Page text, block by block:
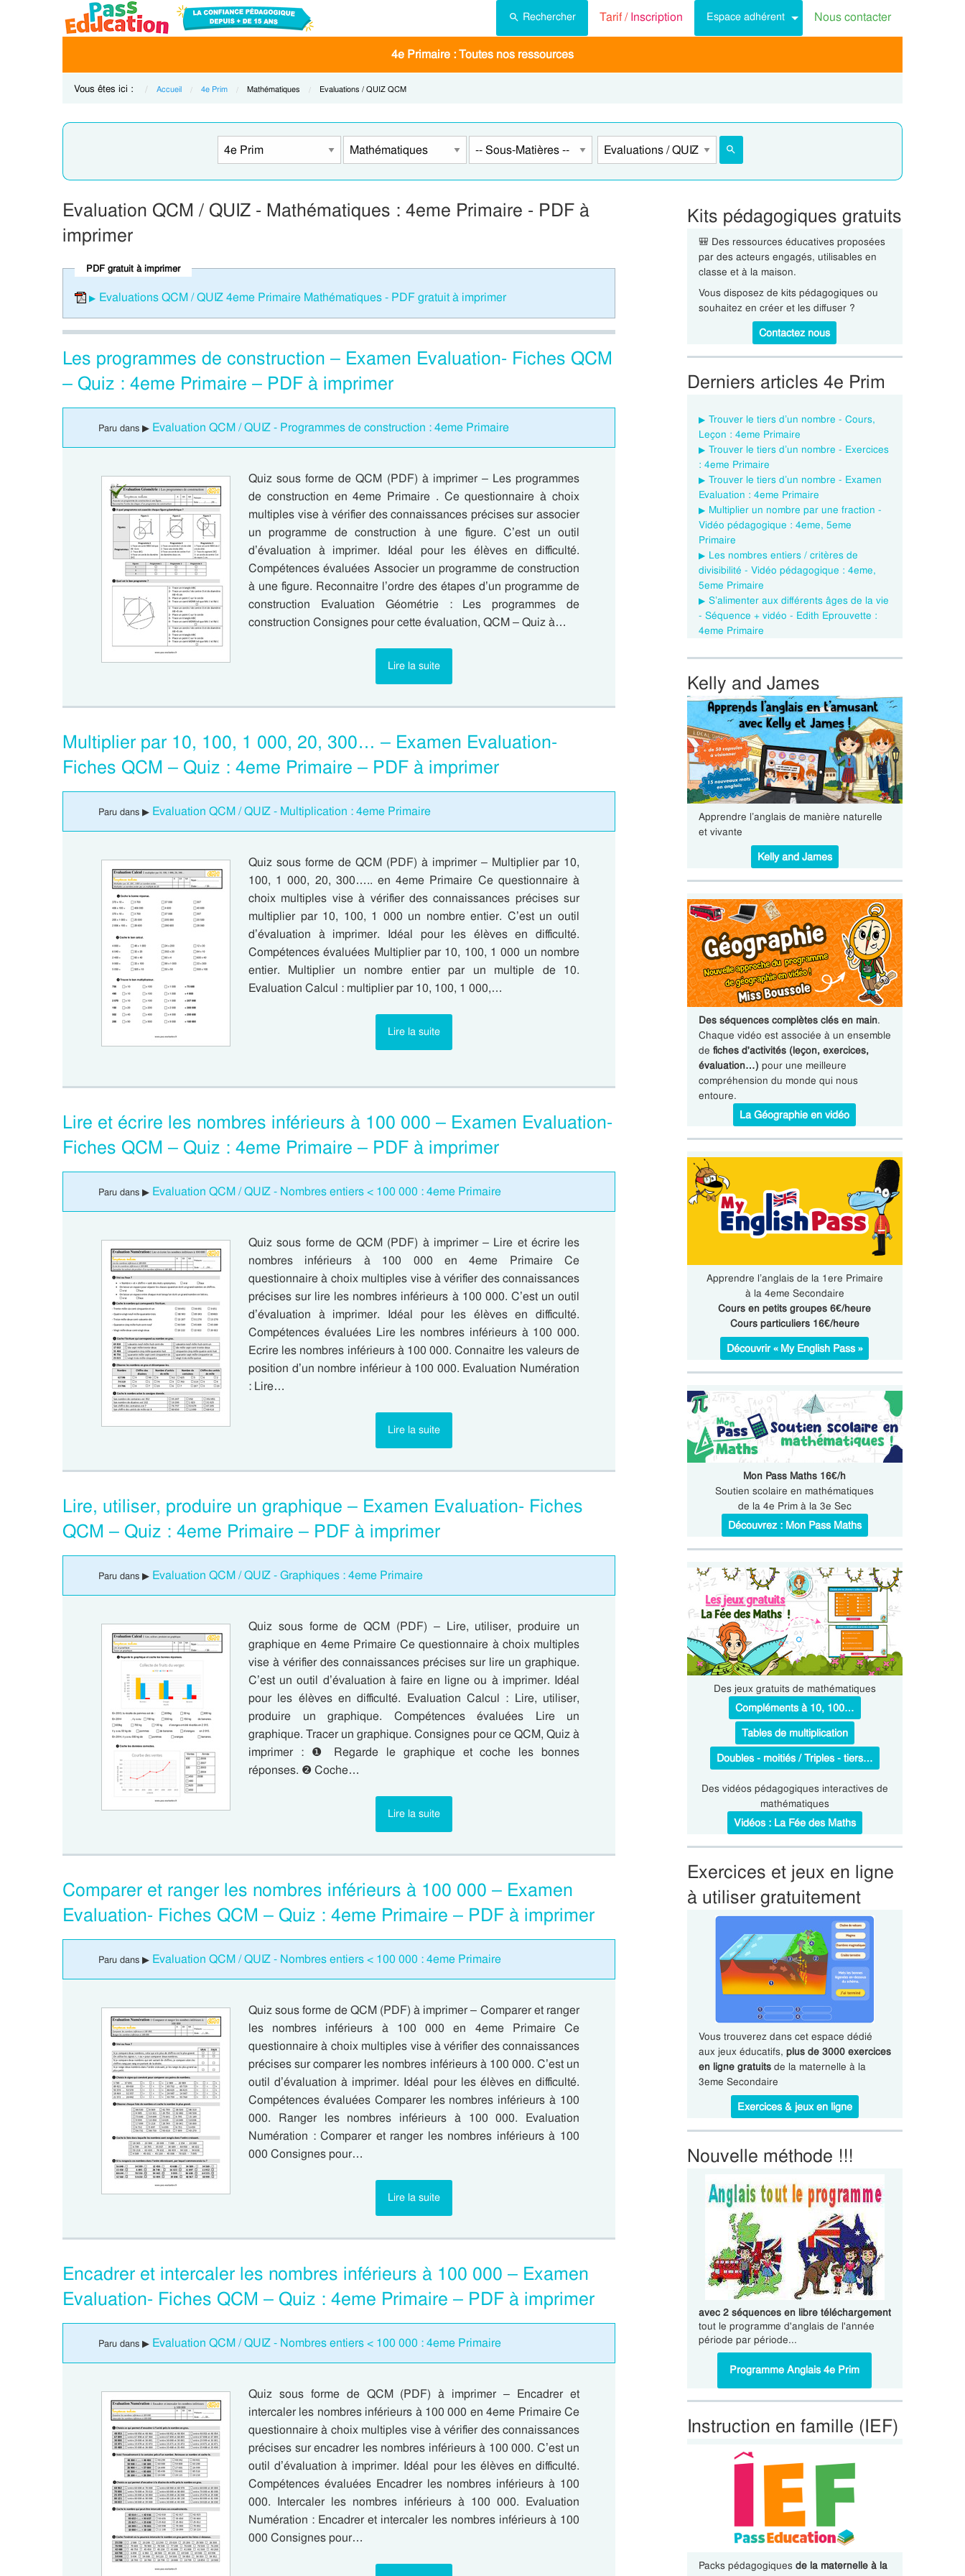
Rechercher Tarif /Inscription Espace adhérent Nous contacter
4e Primaire : Toutes nos ressources
Vous êtes ici : Accueil 4e Prim Current:
Mathématiques Current:
Evaluations / QUIZ QCM
Evaluation QCM / QUIZ - Mathématiques : 4eme Primaire - PDF à
imprimer
PDF gratuit à imprimer
Evaluations QCM / QUIZ 4eme Primaire Mathématiques - PDF gratuit à imprimer
Les programmes de construction – Examen Evaluation- Fiches QCM
– Quiz : 4eme Primaire – PDF à imprimer
Paru dans ▶ Evaluation QCM / QUIZ - Programmes de construction : 4eme Primaire
Quiz sous forme de QCM (PDF) à imprimer – Les programmes
de construction en 4eme Primaire . Ce questionnaire à choix
multiples vise à vérifier des connaissances précises sur associer
un programme de construction à une figure. C’est un outil
d’évaluation à imprimer. Idéal pour les élèves en difficulté.
Compétences évaluées Associer un programme de construction
à une figure. Reconnaitre l’ordre des étapes d’un programme de
construction Evaluation Géométrie : Les programmes de
construction Consignes pour cette évaluation, QCM – Quiz à…
Lire la suite
Multiplier par 10, 100, 1 000, 20, 300… – Examen Evaluation-
Fiches QCM – Quiz : 4eme Primaire – PDF à imprimer
Paru dans ▶ Evaluation QCM / QUIZ - Multiplication : 4eme Primaire
Quiz sous forme de QCM (PDF) à imprimer – Multiplier par 10,
100, 1 000, 20, 300….. en 4eme Primaire Ce questionnaire à
choix multiples vise à vérifier des connaissances précises sur
multiplier par 10, 100, 1 000 un nombre entier. C’est un outil
d’évaluation à imprimer. Idéal pour les élèves en difficulté.
Compétences évaluées Multiplier par 10, 100, 1 000 un nombre
entier. Multiplier un nombre entier par un multiple de 10.
Evaluation Calcul : multiplier par 10, 100, 1 000,…
Lire la suite
Lire et écrire les nombres inférieurs à 100 000 – Examen Evaluation-
Fiches QCM – Quiz : 4eme Primaire – PDF à imprimer
Paru dans ▶ Evaluation QCM / QUIZ - Nombres entiers < 100 000 : 4eme Primaire
Quiz sous forme de QCM (PDF) à imprimer – Lire et écrire les
nombres inférieurs à 100 000 en 4eme Primaire Ce
questionnaire à choix multiples vise à vérifier des connaissances
précises sur lire les nombres inférieurs à 100 000. C’est un outil
d’évaluation à imprimer. Idéal pour les élèves en difficulté.
Compétences évaluées Lire les nombres inférieurs à 100 000.
Ecrire les nombres inférieurs à 100 000. Connaitre les valeurs de
position d’un nombre inférieur à 100 000. Evaluation Numération
: Lire…
Lire la suite
Lire, utiliser, produire un graphique – Examen Evaluation- Fiches
QCM – Quiz : 4eme Primaire – PDF à imprimer
Paru dans ▶ Evaluation QCM / QUIZ - Graphiques : 4eme Primaire
Quiz sous forme de QCM (PDF) – Lire, utiliser, produire un
graphique en 4eme Primaire Ce questionnaire à choix multiples
vise à vérifier des connaissances précises sur lire un graphique.
C’est un outil d’évaluation à faire en ligne ou à imprimer. Idéal
pour les élèves en difficulté. Evaluation Calcul : Lire, utiliser,
produire un graphique. Compétences évaluées Lire un
graphique. Tracer un graphique. Consignes pour ce QCM, Quiz à
imprimer : ❶ Regarde le graphique et coche les bonnes
réponses. ❷ Coche…
Lire la suite
Comparer et ranger les nombres inférieurs à 100 000 – Examen
Evaluation- Fiches QCM – Quiz : 4eme Primaire – PDF à imprimer
Paru dans ▶ Evaluation QCM / QUIZ - Nombres entiers < 100 000 : 4eme Primaire
Quiz sous forme de QCM (PDF) à imprimer – Comparer et ranger
les nombres inférieurs à 100 000 en 4eme Primaire Ce
questionnaire à choix multiples vise à vérifier des connaissances
précises sur comparer les nombres inférieurs à 100 000. C’est un
outil d’évaluation à imprimer. Idéal pour les élèves en difficulté.
Compétences évaluées Comparer les nombres inférieurs à 100
000. Ranger les nombres inférieurs à 100 000. Evaluation
Numération : Comparer et ranger les nombres inférieurs à 100
000 Consignes pour…
Lire la suite
Encadrer et intercaler les nombres inférieurs à 100 000 – Examen
Evaluation- Fiches QCM – Quiz : 4eme Primaire – PDF à imprimer
Paru dans ▶ Evaluation QCM / QUIZ - Nombres entiers < 100 000 : 4eme Primaire
Quiz sous forme de QCM (PDF) à imprimer – Encadrer et
intercaler les nombres inférieurs à 100 000 en 4eme Primaire Ce
questionnaire à choix multiples vise à vérifier des connaissances
précises sur encadrer les nombres inférieurs à 100 000. C’est un
outil d’évaluation à imprimer. Idéal pour les élèves en difficulté.
Compétences évaluées Encadrer les nombres inférieurs à 100
000. Intercaler les nombres inférieurs à 100 000. Evaluation
Numération : Encadrer et intercaler les nombres inférieurs à 100
000 Consignes pour…
Kits pédagogiques gratuits
🎒 Des ressources éducatives proposées
par des acteurs engagés, utilisables en
classe et à la maison.
Vous disposez de kits pédagogiques ou
souhaitez en créer et les diffuser ?
Contactez nous
Derniers articles 4e Prim
Trouver le tiers d’un nombre - Cours,
Leçon : 4eme Primaire
Trouver le tiers d’un nombre - Exercices
: 4eme Primaire
Trouver le tiers d’un nombre - Examen
Evaluation : 4eme Primaire
Multiplier un nombre par une fraction -
Vidéo pédagogique : 4eme, 5eme
Primaire
Les nombres entiers / critères de
divisibilité - Vidéo pédagogique : 4eme,
5eme Primaire
S’alimenter aux différents âges de la vie
- Séquence + vidéo - Edith Eprouvette :
4eme Primaire
Kelly and James
Apprendre l’anglais de manière naturelle
et vivante
Kelly and James
Des séquences complètes clés en main.
Chaque vidéo est associée à un ensemble
de fiches d'activités (leçon, exercices,
évaluation…) pour une meilleure
compréhension du monde qui nous
entoure.
La Géographie en vidéo
Apprendre l’anglais de la 1ere Primaire
à la 4eme Secondaire
Cours en petits groupes 6€/heure
Cours particuliers 16€/heure
Découvrir « My English Pass »
Mon Pass Maths 16€/h
Soutien scolaire en mathématiques
de la 4e Prim à la 3e Sec
Découvrez : Mon Pass Maths
Des jeux gratuits de mathématiques
Compléments à 10, 100…
Tables de multiplication
Doubles - moitiés / Triples - tiers…
Des vidéos pédagogiques interactives de
mathématiques
Vidéos : La Fée des Maths
Exercices et jeux en ligne
à utiliser gratuitement
Vous trouverez dans cet espace dédié
aux jeux éducatifs, plus de 3000 exercices
en ligne gratuitsde la maternelle à la
3eme Secondaire
Exercices & jeux en ligne
Nouvelle méthode !!!
avec 2 séquences en libre téléchargement
tout le programme d'anglais de l'année
période par période...
Programme Anglais 4e Prim
Instruction en famille (IEF)
Packs pédagogiques de la maternelle à la